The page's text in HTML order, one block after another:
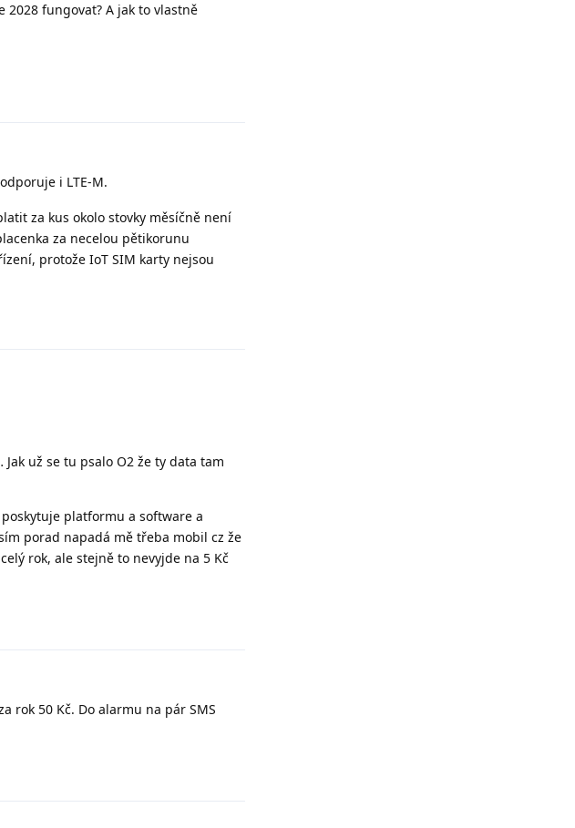
2028 fungovat? A jak to vlastně
i LTE-M.
za kus okolo stovky měsíčně není
za necelou pětikorunu
protože IoT SIM karty nejsou
už se tu psalo O2 že ty data tam
platformu a software a
porad napadá mě třeba mobil cz že
rok, ale stejně to nevyjde na 5 Kč
rok 50 Kč. Do alarmu na pár SMS